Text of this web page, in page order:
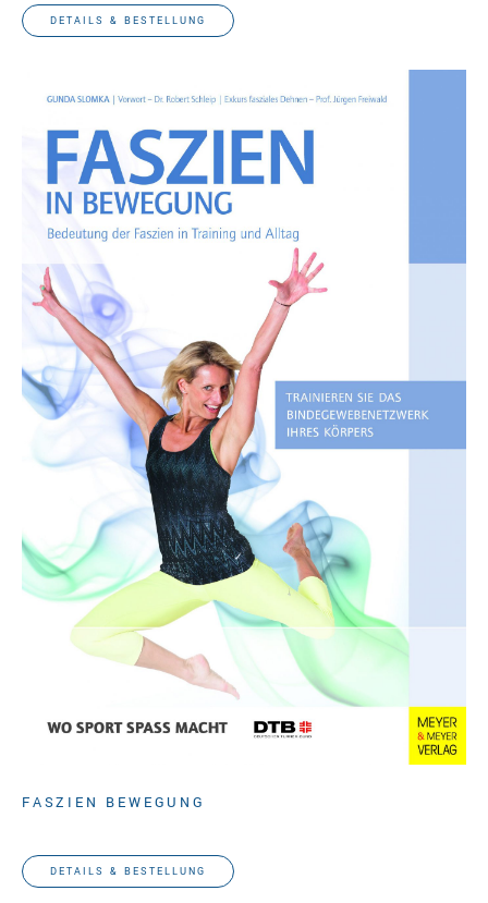
DETAILS & BESTELLUNG
FASZIEN BEWEGUNG
DETAILS & BESTELLUNG